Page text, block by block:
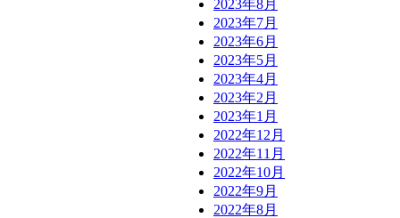
2023年8月
2023年7月
2023年6月
2023年5月
2023年4月
2023年2月
2023年1月
2022年12月
2022年11月
2022年10月
2022年9月
2022年8月